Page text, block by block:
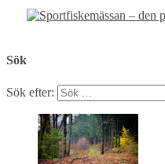
Sök
Sök efter: